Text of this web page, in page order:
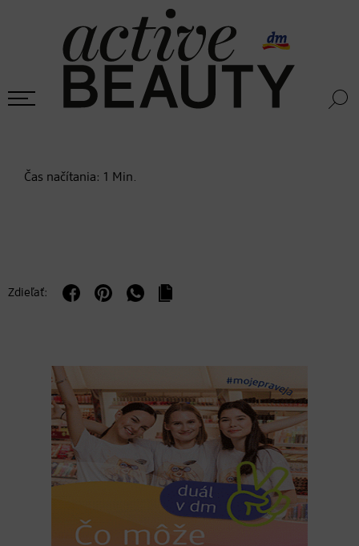
Čas načítania: 1 Min.
Zdieľať: